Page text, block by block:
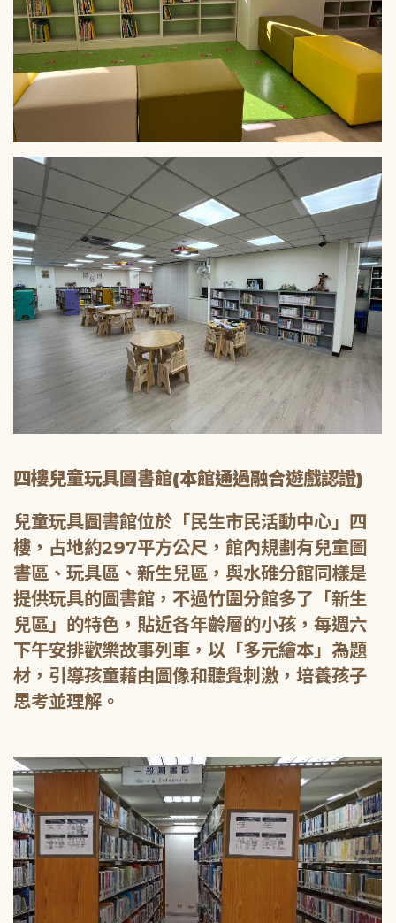
四樓兒童玩具圖書館(本館通過融合遊戲認證)
兒童玩具圖書館位於「民生市民活動中心」四
樓，占地約297平方公尺，館內規劃有兒童圖
書區、玩具區、新生兒區，與水碓分館同樣是
提供玩具的圖書館，不過竹圍分館多了「新生
兒區」的特色，貼近各年齡層的小孩，每週六
下午安排歡樂故事列車，以「多元繪本」為題
材，引導孩童藉由圖像和聽覺刺激，培養孩子
思考並理解。